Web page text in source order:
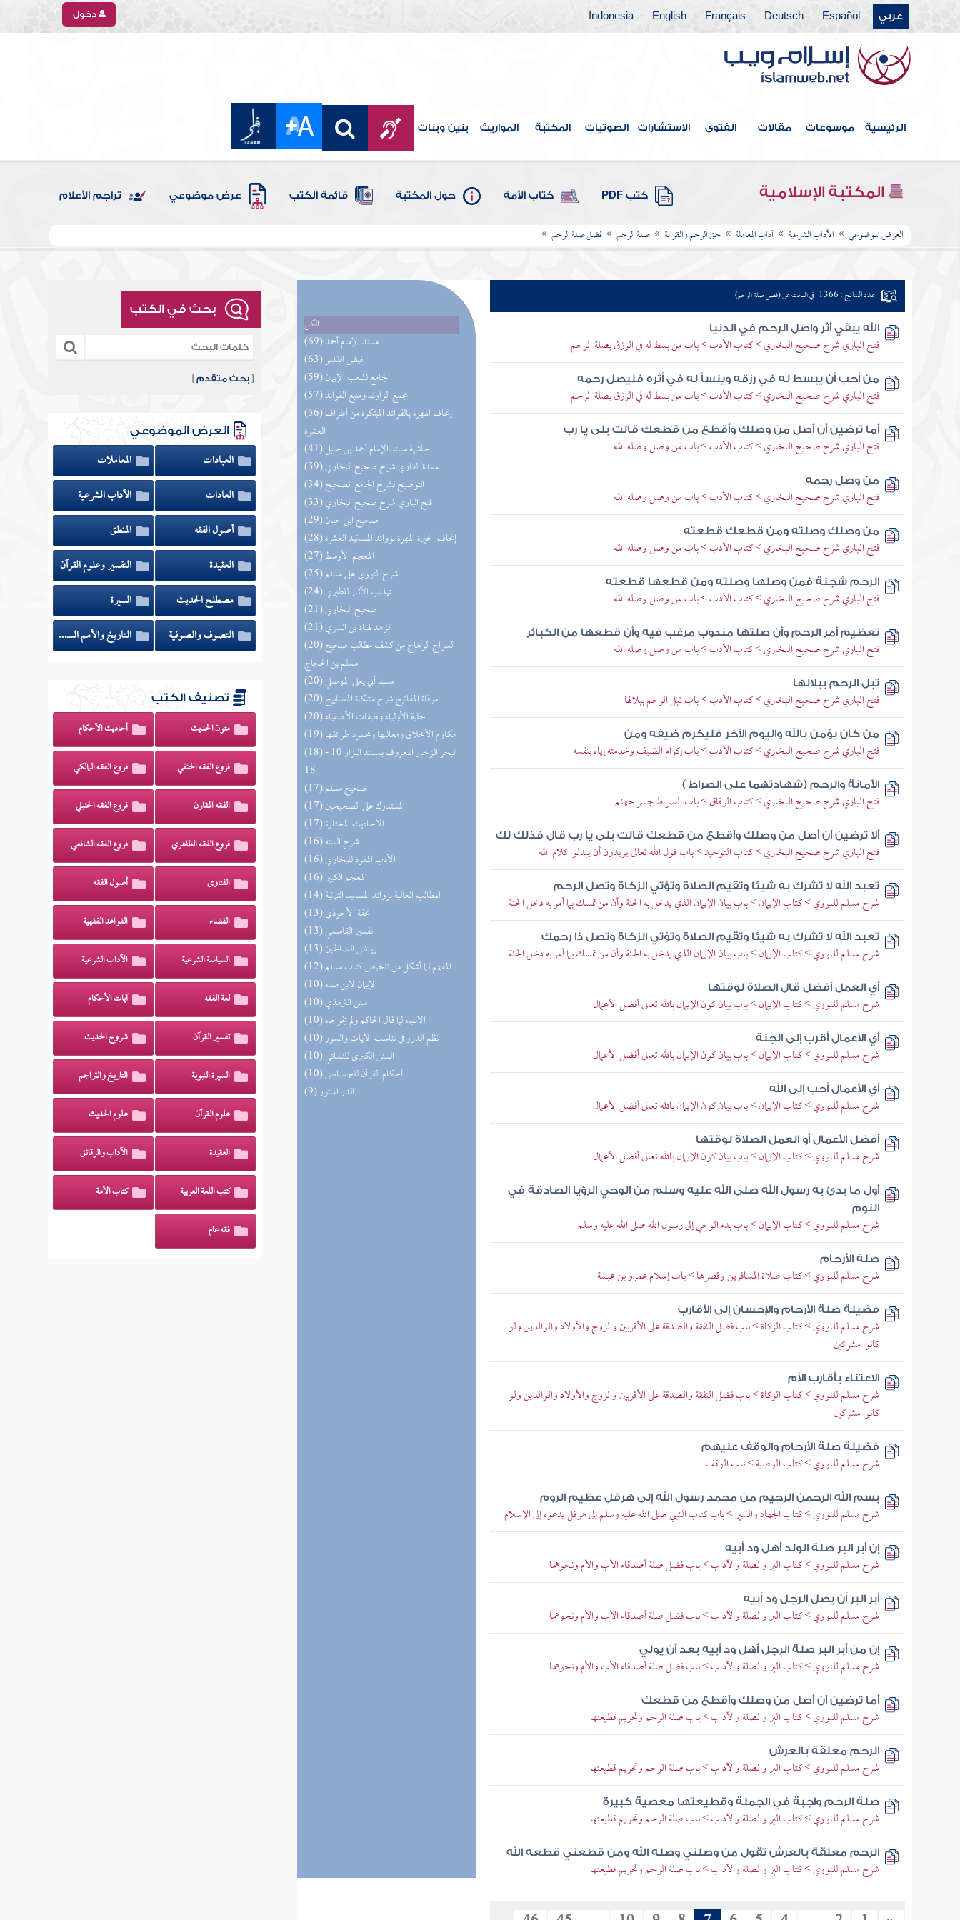
عربي Español
Deutsch
Français
English
Indonesia دخول
الرئيسية موسوعات مقالات الفتوى الاستشارات الصوتيات المكتبة المواريث بنين وبنات
المكتبة الإسلامية كتب PDF كتاب الأمة حول المكتبة قائمة الكتب عرض موضوعي تراجم الأعلام
العرض الموضوعي الآداب الشرعية آداب المعاملة حق الرحم والقرابة صلة الرحم فضل صلة الرحم
الكل
(69) مسند الإمام أحمد
(63) فيض القدير
(59) الجامع لشعب الإيمان
(57) مجمع الزاوئد ومنبع الفوائد
(56) إتحاف المهرة بالفوائد المبتكرة من أطراف
العشرة
(41) حاشية مسند الإمام أحمد بن حنبل
(39) عمدة القاري شرح صحيح البخاري
(34) التوضيح لشرح الجامع الصحيح
(33) فتح الباري شرح صحيح البخاري
(29) صحيح ابن حبان
(28) إتحاف الخيرة المهرة بزوائد المسانيد العشرة
(27) المعجم الأوسط
(25) شرح النووي على مسلم
(24) تهذيب الآثار للطبري
(21) صحيح البخاري
(21) الزهد لهناد بن السري
(20) السراج الوهاج من كشف مطالب صحيح
مسلم بن الحجاج
(20) مسند أبي يعلى الموصلي
(20) مرقاة المفاتيح شرح مشكاة المصابيح
(20) حلية الأولياء وطبقات الأصفياء
(19) مكارم الأخلاق ومعاليها ومحمود طرائقها
(18) البحر الزخار المعروف بمسند البزار 10 -
18
(17) صحيح مسلم
(17) المستدرك على الصحيحين
(17) الأحاديث المختارة
(16) شرح السنة
(16) الأدب المفرد للبخاري
(16) المعجم الكبير
(14) المطالب العالية بزوائد المسانيد الثمانية
(13) تحفة الأحوذي
(13) تفسير القاسمي
(13) رياض الصالحين
(12) المفهم لما أشكل من تلخيص كتاب مسلم
(10) الإيمان لابن منده
(10) سنن الترمذي
(10) الانتباه لما قال الحاكم ولم يخرجاه
(10) نظم الدرر في تناسب الآيات والسور
(10) السنن الكبرى للنسائي
(10) أحكام القرآن للجصاص
(9) الدر المنثور
عدد النتائج : 1366 في البحث عن (فضل صلة الرحم)
الله يبقي أثر واصل الرحم في الدنيا
فتح الباري شرح صحيح البخاري > كتاب الأدب > باب من بسط له في الرزق بصلة الرحم
من أحب أن يبسط له في رزقه وينسأ له في أثره فليصل رحمه
فتح الباري شرح صحيح البخاري > كتاب الأدب > باب من بسط له في الرزق بصلة الرحم
أما ترضين أن أصل من وصلك وأقطع من قطعك قالت بلى يا رب
فتح الباري شرح صحيح البخاري > كتاب الأدب > باب من وصل وصله الله
من وصل رحمه
فتح الباري شرح صحيح البخاري > كتاب الأدب > باب من وصل وصله الله
من وصلك وصلته ومن قطعك قطعته
فتح الباري شرح صحيح البخاري > كتاب الأدب > باب من وصل وصله الله
الرحم شجنة فمن وصلها وصلته ومن قطعها قطعته
فتح الباري شرح صحيح البخاري > كتاب الأدب > باب من وصل وصله الله
تعظيم أمر الرحم وأن صلتها مندوب مرغب فيه وأن قطعها من الكبائر
فتح الباري شرح صحيح البخاري > كتاب الأدب > باب من وصل وصله الله
تبل الرحم ببلالها
فتح الباري شرح صحيح البخاري > كتاب الأدب > باب تبل الرحم ببلالها
من كان يؤمن بالله واليوم الآخر فليكرم ضيفه ومن
فتح الباري شرح صحيح البخاري > كتاب الأدب > باب إكرام الضيف وخدمته إياه بنفسه
الأمانة والرحم (شهادتهما على الصراط )
فتح الباري شرح صحيح البخاري > كتاب الرقاق > باب الصراط جسر جهنم
ألا ترضين أن أصل من وصلك وأقطع من قطعك قالت بلى يا رب قال فذلك لك
فتح الباري شرح صحيح البخاري > كتاب التوحيد > باب قول الله تعالى يريدون أن يبدلوا كلام الله
تعبد الله لا تشرك به شيئا وتقيم الصلاة وتؤتي الزكاة وتصل الرحم
شرح مسلم للنووي > كتاب الإيمان > باب بيان الإيمان الذي يدخل به الجنة وأن من تمسك بما أمر به دخل الجنة
تعبد الله لا تشرك به شيئا وتقيم الصلاة وتؤتي الزكاة وتصل ذا رحمك
شرح مسلم للنووي > كتاب الإيمان > باب بيان الإيمان الذي يدخل به الجنة وأن من تمسك بما أمر به دخل الجنة
أي العمل أفضل قال الصلاة لوقتها
شرح مسلم للنووي > كتاب الإيمان > باب بيان كون الإيمان بالله تعالى أفضل الأعمال
أي الأعمال أقرب إلى الجنة
شرح مسلم للنووي > كتاب الإيمان > باب بيان كون الإيمان بالله تعالى أفضل الأعمال
أي الأعمال أحب إلى الله
شرح مسلم للنووي > كتاب الإيمان > باب بيان كون الإيمان بالله تعالى أفضل الأعمال
أفضل الأعمال أو العمل الصلاة لوقتها
شرح مسلم للنووي > كتاب الإيمان > باب بيان كون الإيمان بالله تعالى أفضل الأعمال
أول ما بدئ به رسول الله صلى الله عليه وسلم من الوحي الرؤيا الصادقة في
النوم
شرح مسلم للنووي > كتاب الإيمان > باب بدء الوحي إلى رسول الله صلى الله عليه وسلم
صلة الأرحام
شرح مسلم للنووي > كتاب صلاة المسافرين وقصرها > باب إسلام عمرو بن عبسة
فضيلة صلة الأرحام والإحسان إلى الأقارب
شرح مسلم للنووي > كتاب الزكاة > باب فضل النفقة والصدقة على الأقربين والزوج والأولاد والوالدين ولو
كانوا مشركين
الاعتناء بأقارب الأم
شرح مسلم للنووي > كتاب الزكاة > باب فضل النفقة والصدقة على الأقربين والزوج والأولاد والوالدين ولو
كانوا مشركين
فضيلة صلة الأرحام والوقف عليهم
شرح مسلم للنووي > كتاب الوصية > باب الوقف
بسم الله الرحمن الرحيم من محمد رسول الله إلى هرقل عظيم الروم
شرح مسلم للنووي > كتاب الجهاد والسير > باب كتاب النبي صلى الله عليه وسلم إلى هرقل يدعوه إلى الإسلام
إن أبر البر صلة الولد أهل ود أبيه
شرح مسلم للنووي > كتاب البر والصلة والآداب > باب فضل صلة أصدقاء الأب والأم ونحوهما
أبر البر أن يصل الرجل ود أبيه
شرح مسلم للنووي > كتاب البر والصلة والآداب > باب فضل صلة أصدقاء الأب والأم ونحوهما
إن من أبر البر صلة الرجل أهل ود أبيه بعد أن يولي
شرح مسلم للنووي > كتاب البر والصلة والآداب > باب فضل صلة أصدقاء الأب والأم ونحوهما
أما ترضين أن أصل من وصلك وأقطع من قطعك
شرح مسلم للنووي > كتاب البر والصلة والآداب > باب صلة الرحم وتحريم قطيعتها
الرحم معلقة بالعرش
شرح مسلم للنووي > كتاب البر والصلة والآداب > باب صلة الرحم وتحريم قطيعتها
صلة الرحم واجبة في الجملة وقطيعتها معصية كبيرة
شرح مسلم للنووي > كتاب البر والصلة والآداب > باب صلة الرحم وتحريم قطيعتها
الرحم معلقة بالعرش تقول من وصلني وصله الله ومن قطعني قطعه الله
شرح مسلم للنووي > كتاب البر والصلة والآداب > باب صلة الرحم وتحريم قطيعتها
بحث في الكتب
[بحث متقدم ]
العرض الموضوعي
العبادات
المعاملات
العادات
الآداب الشرعية
أصول الفقه
المنطق
العقيدة
التفسير وعلوم القرآن
مصطلح الحديث
السيرة
التصوف والصوفية
التاريخ والأمم السابقة
تصنيف الكتب
متون الحديث أحاديث الأحكام
فروع الفقه الحنفي فروع الفقه المالكي
الفقه المقارن فروع الفقه الحنبلي
فروع الفقه الظاهري فروع الفقه الشافعي
الفتاوى أصول الفقه
القضاء القواعد الفقهية
السياسة الشرعية الآداب الشرعية
لغة الفقه آيات الأحكام
تفسير القرآن شروح الحديث
السيرة النبوية التاريخ والتراجم
علوم القرآن علوم الحديث
العقيدة الآداب والرقائق
كتب اللغة العربية كتاب الأمة
فقه عام